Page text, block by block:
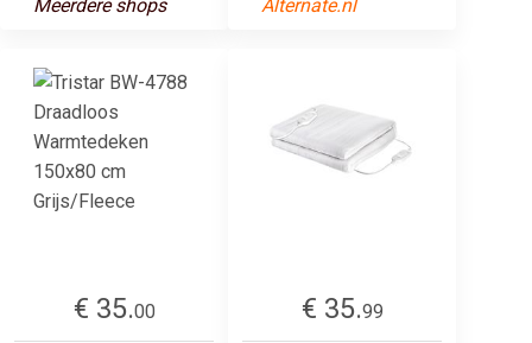
Meerdere shops Alternate.nl
€ 35.00
€ 35.99